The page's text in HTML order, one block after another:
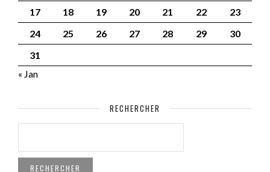
17
18 19 20 21 22
23
24
25 26 27 28 29
30
31
« Jan
RECHERCHER